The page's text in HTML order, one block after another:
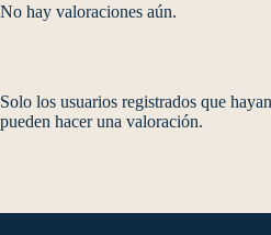
No hay valoraciones aún.
Solo los usuarios registrados que
pueden hacer una valoración.